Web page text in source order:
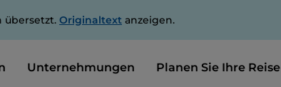
übersetzt. Originaltext anzeigen.
Unternehmungen Planen Sie Ihre Reise